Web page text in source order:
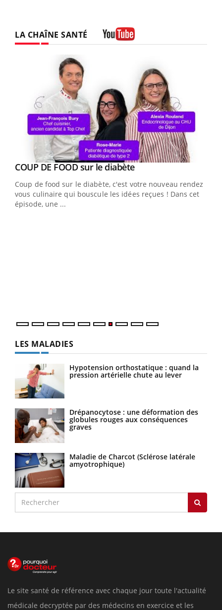
LA CHAÎNE SANTÉ
Youtube
COUP DE FOOD sur le diabèteYoutube
Coup de food sur le diabète, c'est votre nouveau rendez-
vous culinaire qui bouscule les idées reçues ! Dans cet
épisode, une ...
LES MALADIES
Hypotension orthostatique : quand la
pression artérielle chute au lever
Drépanocytose : une déformation des
globules rouges aux conséquences
graves
Maladie de Charcot (Sclérose latérale
amyotrophique)
Le site santé de référence avec chaque jour toute l'actualité
médicale decryptée par des médecins en exercice et les